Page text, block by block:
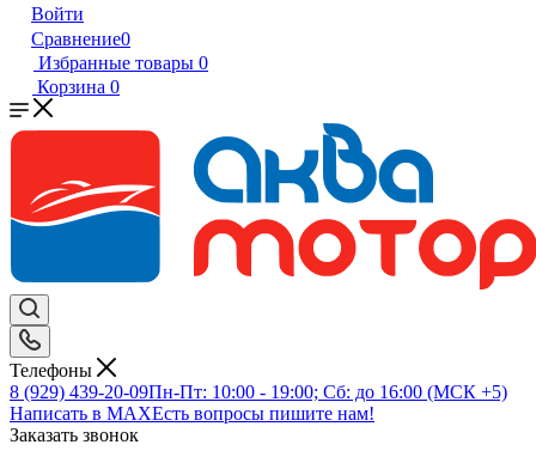
Войти
Сравнение0
Избранные товары 0
Корзина 0
Телефоны
8 (929) 439-20-09Пн-Пт: 10:00 - 19:00; Сб: до 16:00 (МСК +5)
Написать в MAXЕсть вопросы пишите нам!
Заказать звонок